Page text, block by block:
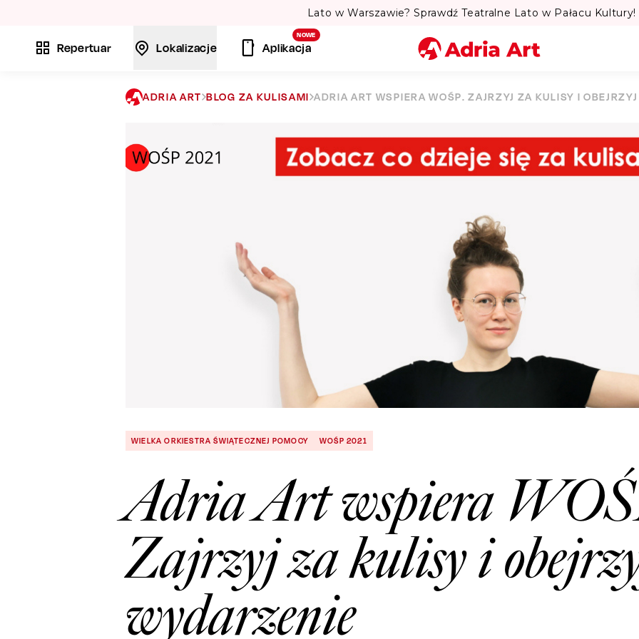
Lato w Warszawie? Sprawdź Teatralne Lato w Pałacu
Repertuar Lokalizacje
NOWE
Aplikacja
Miasto
Kategoria
Szukaj
ADRIA ART BLOG ZA KULISAMI ADRIA ART WSPIERA WOŚP. ZAJRZYJ ZA KULISY I
WIELKA ORKIESTRA ŚWIĄTECZNEJ POMOCY WOŚP 2021
Adria Art wspiera
Zajrzyj za kulisy i
wydarzenie